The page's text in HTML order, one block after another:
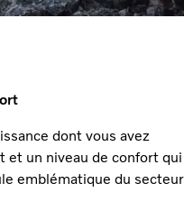
dont vous avez
et un niveau de confort qui
emblématique du secteur